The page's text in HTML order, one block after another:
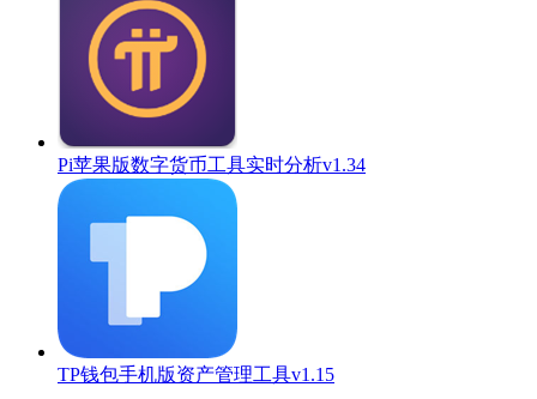
Pi苹果版数字货币工具实时分析v1.34
TP钱包手机版资产管理工具v1.15